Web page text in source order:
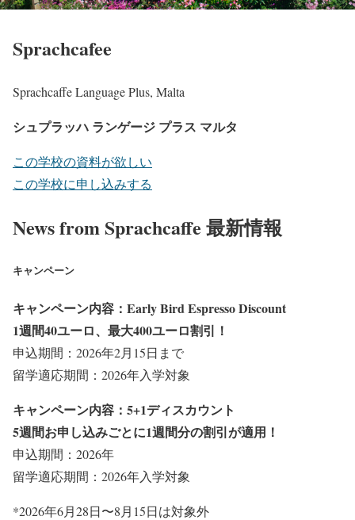
Sprachcafee
Sprachcaffe Language Plus, Malta
シュプラッハ ランゲージ プラス マルタ
この学校の資料が欲しい
この学校に申し込みする
News from Sprachcaffe 最新情報
キャンペーン
キャンペーン内容：Early Bird Espresso Discount
1週間40ユーロ、最大400ユーロ割引！
申込期間：2026年2月15日まで
留学適応期間：2026年入学対象
キャンペーン内容：5+1ディスカウント
5週間お申し込みごとに1週間分の割引が適用！
申込期間：2026年
留学適応期間：2026年入学対象
*2026年6月28日〜8月15日は対象外